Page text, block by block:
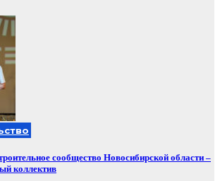
сообщество Новосибирской области –
коллектив